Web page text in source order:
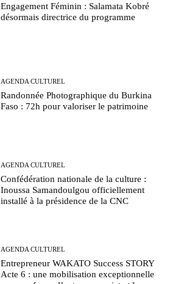
Engagement Féminin : Salamata Kobré
désormais directrice du programme
AGENDA CULTUREL
Randonnée Photographique du Burkina
Faso : 72h pour valoriser le patrimoine
AGENDA CULTUREL
Confédération nationale de la culture :
Inoussa Samandoulgou officiellement
installé à la présidence de la CNC
AGENDA CULTUREL
Entrepreneur WAKATO Success STORY
Acte 6 : une mobilisation exceptionnelle